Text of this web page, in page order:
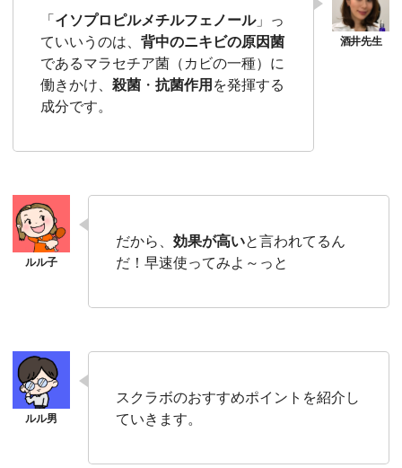
「イソプロピルメチルフェノール」っ
ていいうのは、 背中のニキビの原因菌
であるマラセチア菌（カビの一種）に
働きかけ、 殺菌 ・ 抗菌作用を発揮する
成分です。
だから、 効果が高いと言われてるん
だ！早速使ってみよ～っと
スクラボのおすすめポイントを紹介し
ていきます。